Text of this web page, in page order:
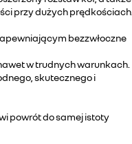
przy dużych prędkościach.
bezzwłoczne
w trudnych warunkach.
skutecznego i
powrót do samej istoty